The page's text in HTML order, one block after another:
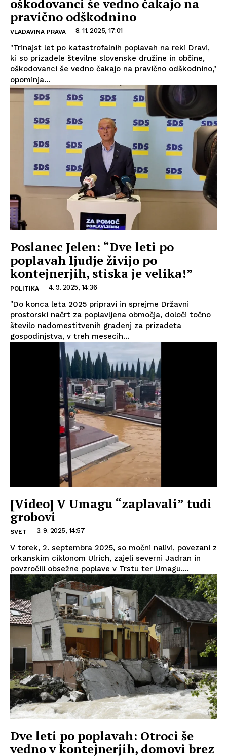
oškodovanci še vedno čakajo na
pravično odškodnino
VLADAVINA PRAVA 8. 11. 2025, 17:01
"Trinajst let po katastrofalnih poplavah na reki Dravi,
ki so prizadele številne slovenske družine in občine,
oškodovanci še vedno čakajo na pravično odškodnino,"
opominja...
Poslanec Jelen: “Dve leti po
poplavah ljudje živijo po
kontejnerjih, stiska je velika!”
POLITIKA 4. 9. 2025, 14:36
"Do konca leta 2025 pripravi in sprejme Državni
prostorski načrt za poplavljena območja, določi točno
število nadomestitvenih gradenj za prizadeta
gospodinjstva, v treh mesecih...
[Video] V Umagu “zaplavali” tudi
grobovi
SVET 3. 9. 2025, 14:57
V torek, 2. septembra 2025, so močni nalivi, povezani z
orkanskim ciklonom Ulrich, zajeli severni Jadran in
povzročili obsežne poplave v Trstu ter Umagu....
Dve leti po poplavah: Otroci še
vedno v kontejnerjih, domovi brez